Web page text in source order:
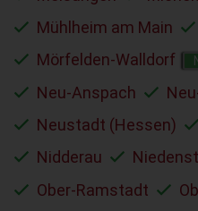
Mühlheim am Main
Mörfelden-Walldorf
Neu-Anspach
Neustadt (Hessen)
Nidderau
Ober-Ramstadt